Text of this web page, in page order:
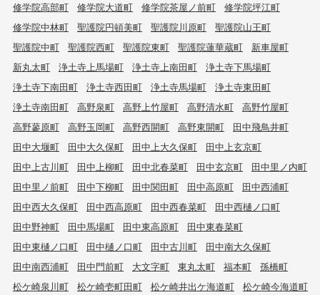
修学院高部町
修学院大道町 修学院茶屋ノ前町
修学院坪江町
修学院中林町
聖護院円頓美町 聖護院川原町
聖護院山王町
聖護院中町
聖護院西町 聖護院東町 聖護院蓮華蔵町
新車屋町
新丸太町
浄土寺上馬場町 浄土寺上南田町
浄土寺下馬場町
浄土寺下南田町
浄土寺西田町 浄土寺馬場町
浄土寺東田町
浄土寺南田町
高野泉町 高野上竹屋町 高野清水町
高野竹屋町
高野蓼原町
高野玉岡町 高野西開町 高野東開町
田中飛鳥井町
田中大堰町
田中大久保町 田中上大久保町
田中上玄京町
田中上古川町
田中上柳町 田中北春菜町 田中玄京町
田中里ノ内町
田中里ノ前町
田中下柳町 田中関田町 田中高原町
田中西浦町
田中西大久保町
田中西高原町 田中西春菜町
田中西樋ノ口町
田中野神町
田中馬場町 田中東高原町
田中東春菜町
田中東樋ノ口町
田中樋ノ口町 田中古川町
田中南大久保町
田中南西浦町
田中門前町 大文字町 東丸太町 福本町
孫橋町
松ケ崎泉川町
松ケ崎壱町田町 松ケ崎井出ケ海道町
松ケ崎今海道町